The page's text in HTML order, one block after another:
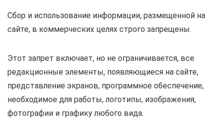
Сбор и использование информации, размещенной на
сайте, в коммерческих целях строго запрещены.
Этот запрет включает, но не ограничивается, все
редакционные элементы, появляющиеся на сайте,
представление экранов, программное обеспечение,
необходимое для работы, логотипы, изображения,
фотографии и графику любого вида.